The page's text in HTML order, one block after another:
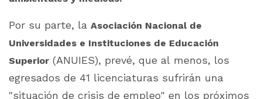
Por su parte, la Asociación Nacional de
Universidades e Instituciones de Educación
Superior (ANUIES), prevé, que al menos, los
egresados de 41 licenciaturas sufrirán una
"situación de crisis de empleo" en los próximos